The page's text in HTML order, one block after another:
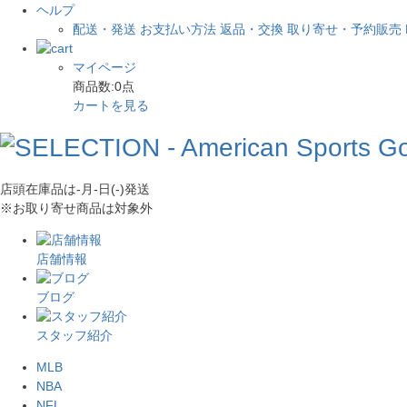
ヘルプ
配送・発送 お支払い方法 返品・交換 取り寄せ・予約販売
マイページ
商品数:0点
カートを見る
店頭在庫品は-月-日(-)発送
※お取り寄せ商品は対象外
店舗情報
ブログ
スタッフ紹介
MLB
NBA